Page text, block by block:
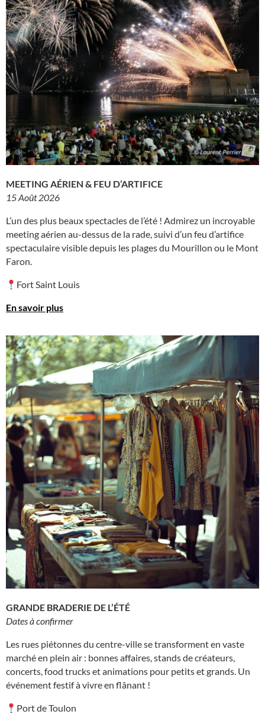
MEETING AÉRIEN & FEU D’ARTIFICE
15 Août 2026
L’un des plus beaux spectacles de l’été ! Admirez un incroyable
meeting aérien au-dessus de la rade, suivi d’un feu d’artifice
spectaculaire visible depuis les plages du Mourillon ou le Mont
Faron.
Fort Saint Louis
En savoir plus
GRANDE BRADERIE DE L’ÉTÉ
Dates à confirmer
Les rues piétonnes du centre-ville se transforment en vaste
marché en plein air : bonnes affaires, stands de créateurs,
concerts, food trucks et animations pour petits et grands. Un
événement festif à vivre en flânant !
Port de Toulon